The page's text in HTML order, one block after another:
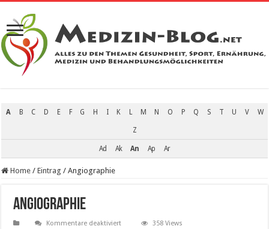
A B C D E F G H I K L M N O P Q S T U V W
Z
Ad Ak An Ap Ar
Home / Eintrag / Angiographie
Angiographie
Kommentare deaktiviertfür
358 Views